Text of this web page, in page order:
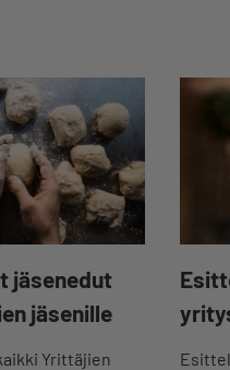
jäsenedut
jäsenille
Yrittäjien